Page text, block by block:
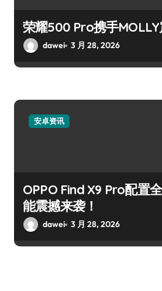
荣耀500 Pro携手MOLLY
dawei 3 月 28, 2026
安卓资讯
OPPO Find X9 Pro配置
能震撼来袭！
dawei 3 月 28, 2026